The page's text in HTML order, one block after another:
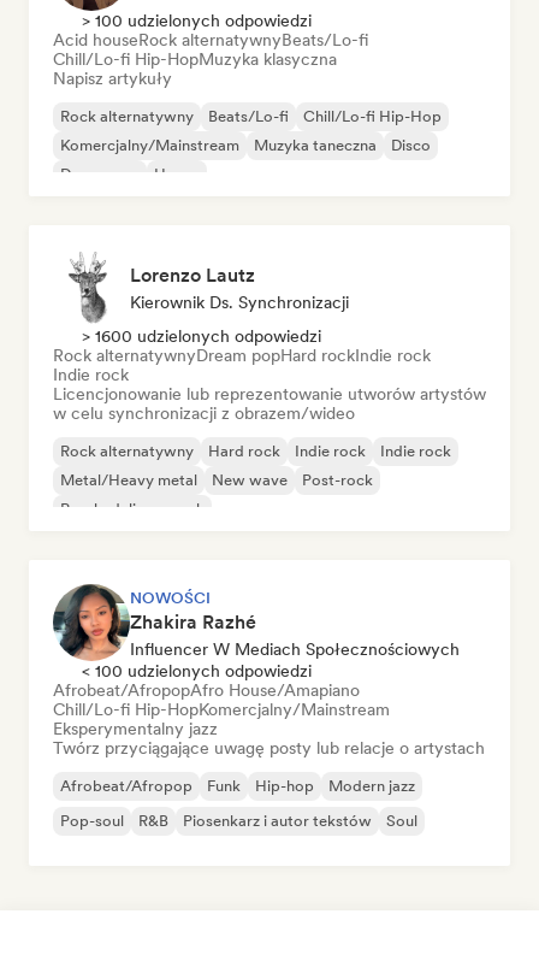
> 100 udzielonych odpowiedzi
Acid houseRock alternatywnyBeats/Lo-fi
Chill/Lo-fi Hip-HopMuzyka klasyczna
Napisz artykuły
Rock alternatywny Beats/Lo-fi
Chill/Lo-fi Hip-Hop
Komercjalny/Mainstream
Muzyka taneczna
Disco
Dream pop
House
Lorenzo Lautz
Kierownik Ds. Synchronizacji
> 1600 udzielonych odpowiedzi
Rock alternatywnyDream popHard rockIndie rock
Indie rock
Licencjonowanie lub reprezentowanie utworów artystów
w celu synchronizacji z obrazem/wideo
Rock alternatywny Hard rock Indie rock
Indie rock
Metal/Heavy metal
New wave
Post-rock
Psychedeliczny rock
NOWOŚCI
Zhakira Razhé
Influencer W Mediach Społecznościowych
< 100 udzielonych odpowiedzi
Afrobeat/AfropopAfro House/Amapiano
Chill/Lo-fi Hip-HopKomercjalny/Mainstream
Eksperymentalny jazz
Twórz przyciągające uwagę posty lub relacje o artystach
Afrobeat/Afropop Funk Hip-hop
Modern jazz
Pop-soul
R&B Piosenkarz i autor tekstów Soul